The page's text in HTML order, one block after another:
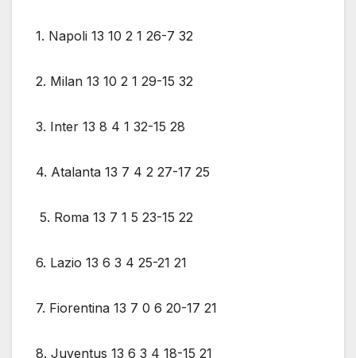
1. Napoli 13 10 2 1 26-7 32
2. Milan 13 10 2 1 29-15 32
3. Inter 13 8 4 1 32-15 28
4. Atalanta 13 7 4 2 27-17 25
5. Roma 13 7 1 5 23-15 22
6. Lazio 13 6 3 4 25-21 21
7. Fiorentina 13 7 0 6 20-17 21
8. Juventus 13 6 3 4 18-15 21